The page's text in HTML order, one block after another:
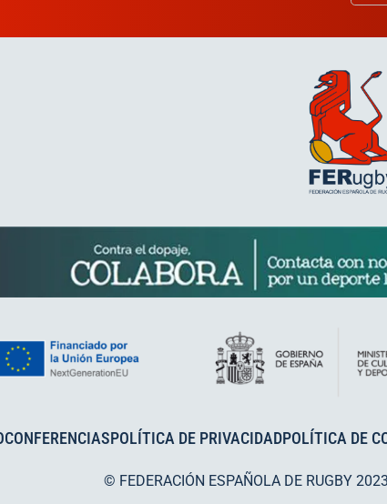
POLÍTICA DE PRIVACIDADPOLÍTICA DE
© FEDERACIÓN ESPAÑOLA DE RUGBY